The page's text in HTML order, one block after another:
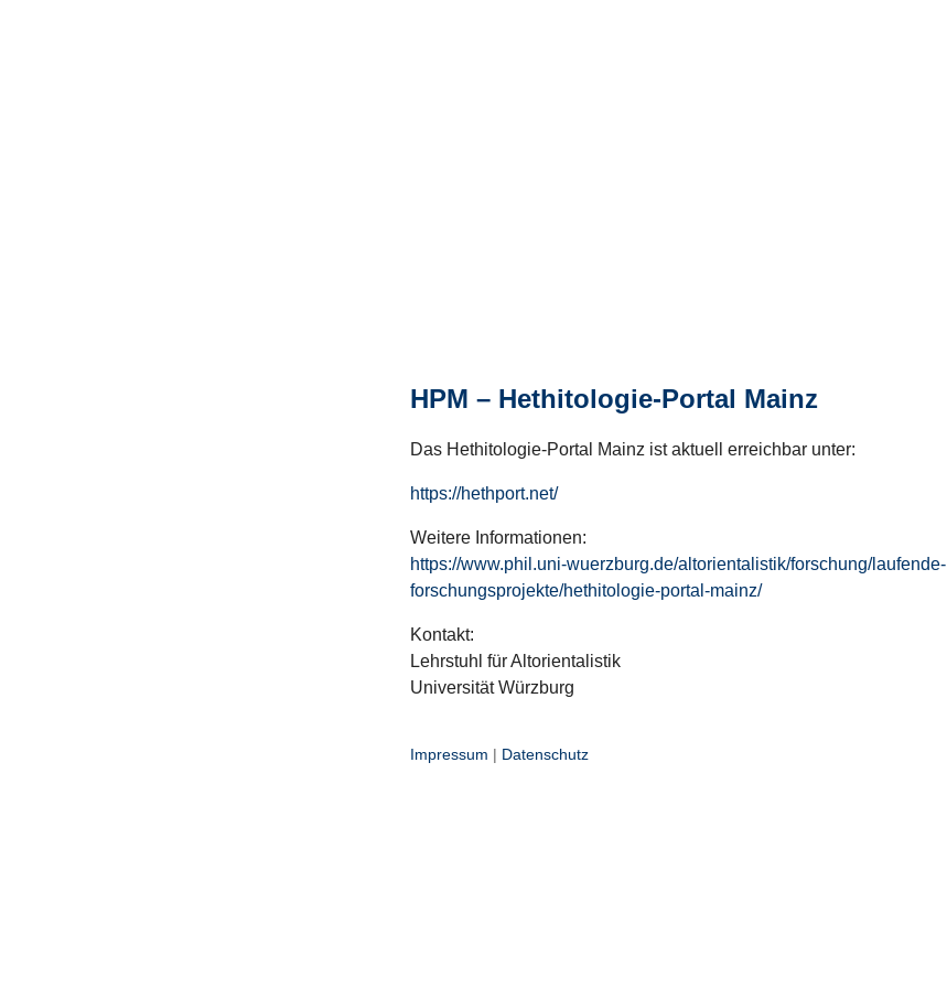
HPM – Hethitologie-Portal Mainz
Das Hethitologie-Portal Mainz ist aktuell erreichbar unter:
https://hethport.net/
Weitere Informationen:
https://www.phil.uni-wuerzburg.de/altorientalistik/forschung/laufende-
forschungsprojekte/hethitologie-portal-mainz/
Kontakt:
Lehrstuhl für Altorientalistik
Universität Würzburg
Impressum | Datenschutz